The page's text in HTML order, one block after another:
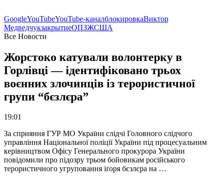
GoogleYouTubeYouTube-каналблокировкаВиктор
МедведчукзакрытиеОПЗЖСША
Все Новости
Жорстоко катували волонтерку в
Горлівці — ідентифіковано трьох
воєнних злочинців із терористичної
групи “бєзлєра”
19:01
За сприяння ГУР МО України слідчі Головного слідчого
управління Національної поліції України під процесуальним
керівництвом Офісу Генерального прокурора України
повідомили про підозру трьом бойовикам російського
терористичного угруповання іґоря бєзлєра на …